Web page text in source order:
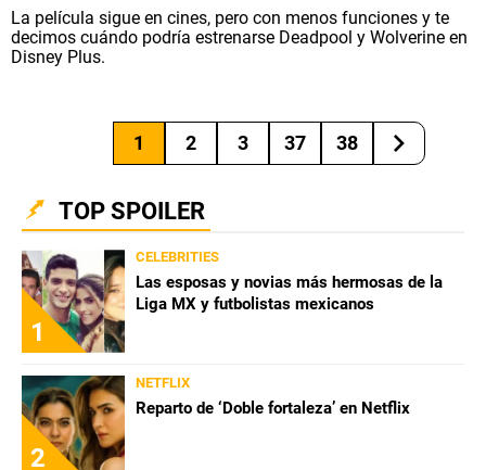
La película sigue en cines, pero con menos funciones y te
decimos cuándo podría estrenarse Deadpool y Wolverine en
Disney Plus.
1 2 3 37 38
TOP SPOILER
1
CELEBRITIES
Las esposas y novias más hermosas de la
Liga MX y futbolistas mexicanos
2
NETFLIX
Reparto de ‘Doble fortaleza’ en Netflix